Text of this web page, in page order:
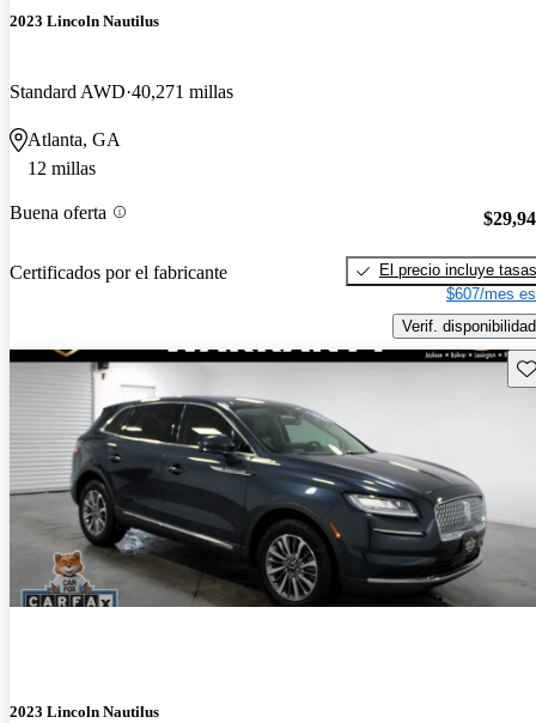
2023 Lincoln Nautilus
Standard AWD 40,271 millas
Atlanta, GA
12 millas
Buena oferta
Certificados por el fabricante
El precio incluye tasas
$607/mes
Verif. disponibilidad
2023 Lincoln Nautilus